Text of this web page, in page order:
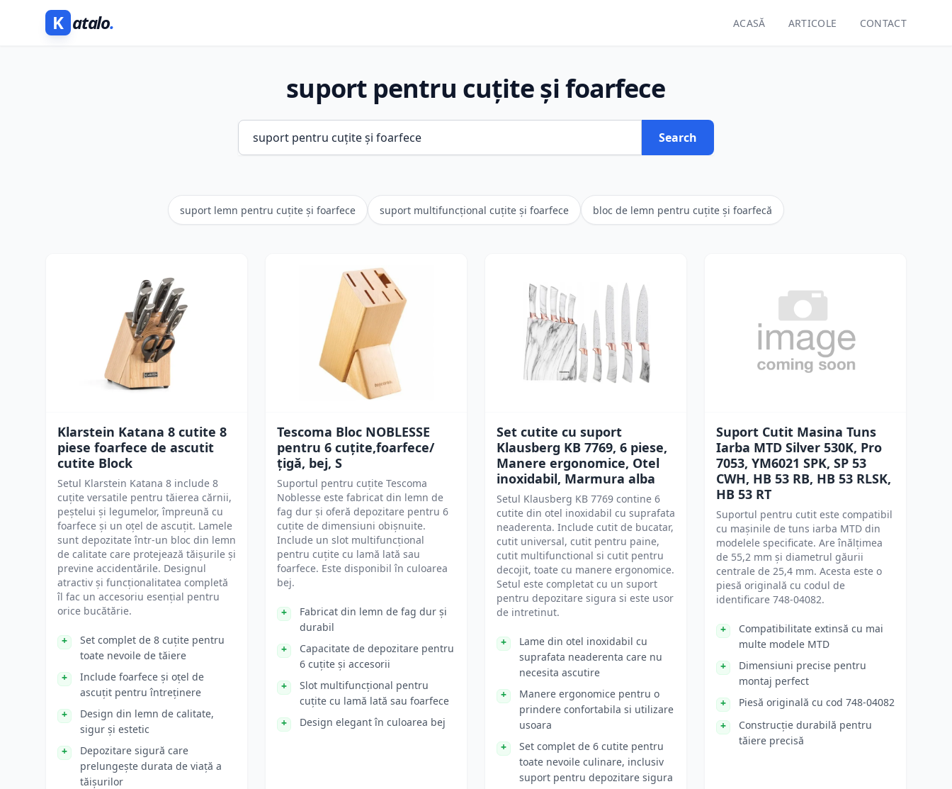
K atalo. ACASĂ ARTICOLE CONTACT
suport pentru cuțite și foarfece
Search
suport lemn pentru cuțite și foarfece suport multifuncțional cuțite și foarfece bloc de lemn pentru cuțite și foarfecă
Klarstein Katana 8 cutite 8
piese foarfece de ascutit
cutite Block
Setul Klarstein Katana 8 include 8
cuțite versatile pentru tăierea cărnii,
peștelui și legumelor, împreună cu
foarfece și un oțel de ascuțit. Lamele
sunt depozitate într-un bloc din lemn
de calitate care protejează tăișurile și
previne accidentările. Designul
atractiv și funcționalitatea completă
îl fac un accesoriu esențial pentru
orice bucătărie.
Set complet de 8 cuțite pentru
toate nevoile de tăiere
Include foarfece și oțel de
ascuțit pentru întreținere
Design din lemn de calitate,
sigur și estetic
Depozitare sigură care
prelungește durata de viață a
tăișurilor
Tescoma Bloc NOBLESSE
pentru 6 cuțite,foarfece/
țigă, bej, S
Suportul pentru cuțite Tescoma
Noblesse este fabricat din lemn de
fag dur și oferă depozitare pentru 6
cuțite de dimensiuni obișnuite.
Include un slot multifuncțional
pentru cuțite cu lamă lată sau
foarfece. Este disponibil în culoarea
bej.
Fabricat din lemn de fag dur și
durabil
Capacitate de depozitare pentru
6 cuțite și accesorii
Slot multifuncțional pentru
cuțite cu lamă lată sau foarfece
Design elegant în culoarea bej
Set cutite cu suport
Klausberg KB 7769, 6 piese,
Manere ergonomice, Otel
inoxidabil, Marmura alba
Setul Klausberg KB 7769 contine 6
cutite din otel inoxidabil cu suprafata
neaderenta. Include cutit de bucatar,
cutit universal, cutit pentru paine,
cutit multifunctional si cutit pentru
decojit, toate cu manere ergonomice.
Setul este completat cu un suport
pentru depozitare sigura si este usor
de intretinut.
Lame din otel inoxidabil cu
suprafata neaderenta care nu
necesita ascutire
Manere ergonomice pentru o
prindere confortabila si utilizare
usoara
Set complet de 6 cutite pentru
toate nevoile culinare, inclusiv
suport pentru depozitare sigura
Suport Cutit Masina Tuns
Iarba MTD Silver 530K, Pro
7053, YM6021 SPK, SP 53
CWH, HB 53 RB, HB 53 RLSK,
HB 53 RT
Suportul pentru cutit este compatibil
cu mașinile de tuns iarba MTD din
modelele specificate. Are înălțimea
de 55,2 mm și diametrul găurii
centrale de 25,4 mm. Acesta este o
piesă originală cu codul de
identificare 748-04082.
Compatibilitate extinsă cu mai
multe modele MTD
Dimensiuni precise pentru
montaj perfect
Piesă originală cu cod 748-04082
Construcție durabilă pentru
tăiere precisă